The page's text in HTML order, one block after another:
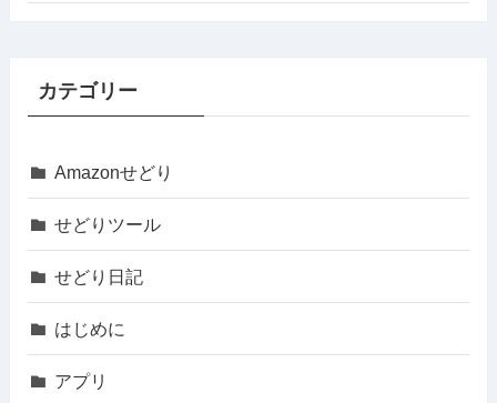
カテゴリー
Amazonせどり
せどりツール
せどり日記
はじめに
アプリ